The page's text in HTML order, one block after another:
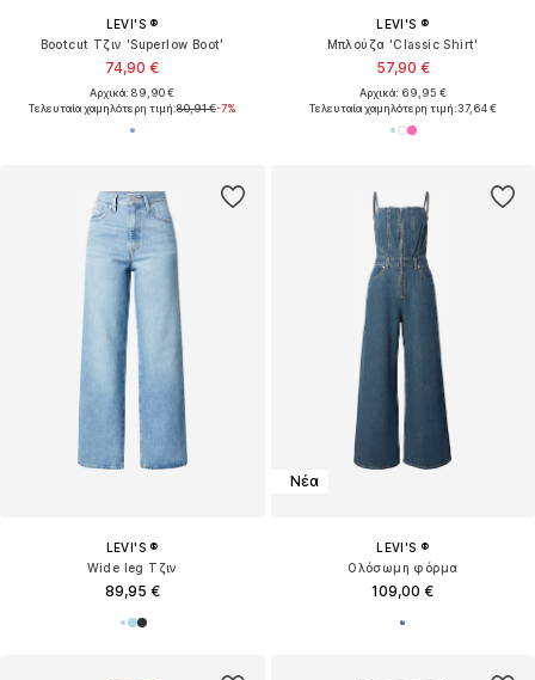
LEVI'S ®
Bootcut Τζιν 'Superlow Boot'
74,90 €
Αρχικά: 89,90 €
Τελευταία χαμηλότερη τιμή:80,91 €-7%
LEVI'S ®
Μπλούζα 'Classic Shirt'
57,90 €
Αρχικά: 69,95 €
Τελευταία χαμηλότερη τιμή:37,64 €
LEVI'S ®
Wide leg Τζιν
89,95 €
Νέα
LEVI'S ®
Ολόσωμη φόρμα
109,00 €